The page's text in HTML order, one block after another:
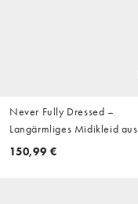
Never Fully Dressed –
Langärmliges Midikleid aus
Netzstoff in Blau mit
150,99 €